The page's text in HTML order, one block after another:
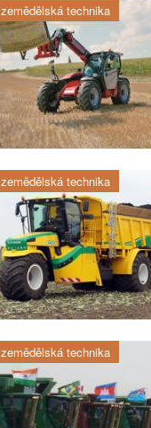
zemědělská technika
zemědělská technika
zemědělská technika